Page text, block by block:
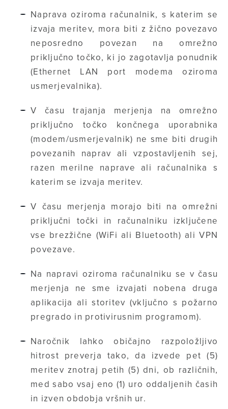
Naprava oziroma računalnik, s katerim se
izvaja meritev, mora biti z žično povezavo
neposredno povezan na omrežno
priključno točko, ki jo zagotavlja ponudnik
(Ethernet LAN port modema oziroma
usmerjevalnika).
V času trajanja merjenja na omrežno
priključno točko končnega uporabnika
(modem/usmerjevalnik) ne sme biti drugih
povezanih naprav ali vzpostavljenih sej,
razen merilne naprave ali računalnika s
katerim se izvaja meritev.
V času merjenja morajo biti na omrežni
priključni točki in računalniku izključene
vse brezžične (WiFi ali Bluetooth) ali VPN
povezave.
Na napravi oziroma računalniku se v času
merjenja ne sme izvajati nobena druga
aplikacija ali storitev (vključno s požarno
pregrado in protivirusnim programom).
Naročnik lahko običajno razpoložljivo
hitrost preverja tako, da izvede pet (5)
meritev znotraj petih (5) dni, ob različnih,
med sabo vsaj eno (1) uro oddaljenih časih
in izven obdobja vršnih ur.